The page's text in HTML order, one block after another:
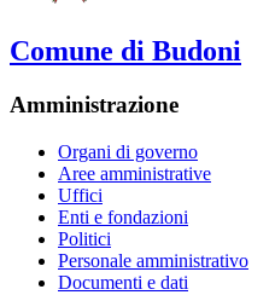
Comune di Budoni
Amministrazione
Organi di governo
Aree amministrative
Uffici
Enti e fondazioni
Politici
Personale amministrativo
Documenti e dati